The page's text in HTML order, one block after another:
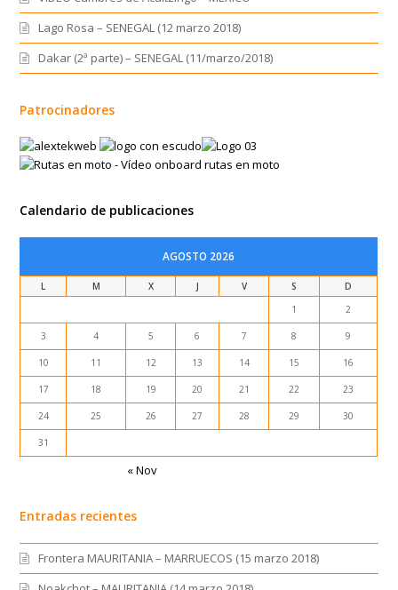
Lago Rosa – SENEGAL (12 marzo 2018)
Dakar (2ª parte) – SENEGAL (11/marzo/2018)
Patrocinadores
Calendario de publicaciones
AGOSTO 2026
L M X J V S
D
1
2
3 4 5 6 7 8 9
10 11 12 13 14 15 16
17 18 19 20 21 22 23
24 25 26 27 28 29 30
31
« Nov
Entradas recientes
Frontera MAURITANIA – MARRUECOS (15 marzo 2018)